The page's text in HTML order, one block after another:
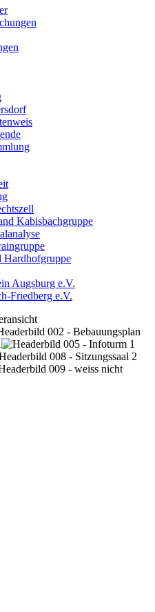
Kabisbachgruppe
Hardhofgruppe
Augsburg e.V.
Friedberg e.V.